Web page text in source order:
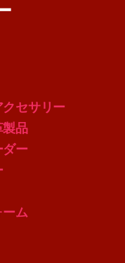
セサリー
製品
ダー
ーム